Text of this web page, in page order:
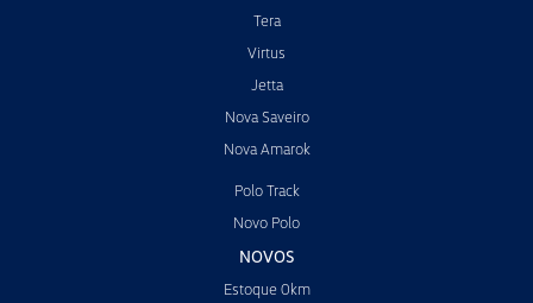
Tera
Virtus
Jetta
Nova Saveiro
Nova Amarok
Polo Track
Novo Polo
NOVOS
Estoque 0km